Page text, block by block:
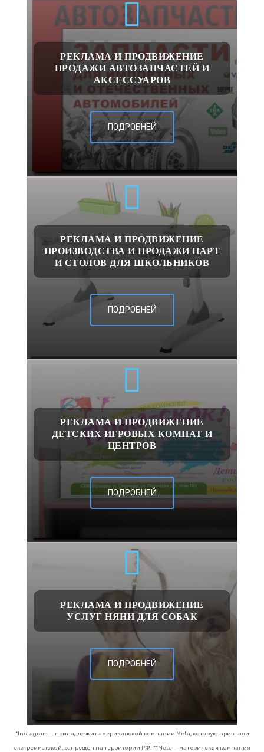
РЕКЛАМА И ПРОДВИЖЕНИЕ
ПРОДАЖИ АВТОЗАПЧАСТЕЙ И
АКСЕССУАРОВ
ПОДРОБНЕЙ
РЕКЛАМА И ПРОДВИЖЕНИЕ
ПРОИЗВОДСТВА И ПРОДАЖИ ПАРТ
И СТОЛОВ ДЛЯ ШКОЛЬНИКОВ
ПОДРОБНЕЙ
РЕКЛАМА И ПРОДВИЖЕНИЕ
ДЕТСКИХ ИГРОВЫХ КОМНАТ И
ЦЕНТРОВ
ПОДРОБНЕЙ
РЕКЛАМА И ПРОДВИЖЕНИЕ
УСЛУГ НЯНИ ДЛЯ СОБАК
ПОДРОБНЕЙ
*Instagram — принадлежит американской компании Meta, которую признали
экстремистской, запрещён на территории РФ. **Meta — материнская компания